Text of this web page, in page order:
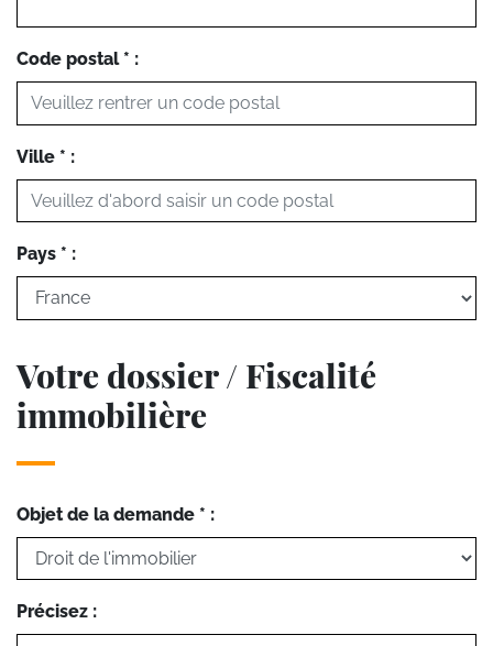
Code postal * :
Ville * :
Pays * :
Votre dossier / Fiscalité
immobilière
Objet de la demande * :
Précisez :